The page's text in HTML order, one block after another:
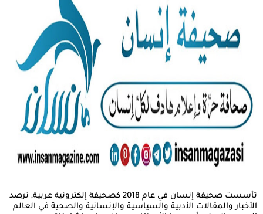
تأسست صحيفة إنسان في عام 2018 كصحيفة إلكترونية عربية, ترصد
الأخبار والمقالات الأدبية والسياسية والإنسانية والصحية في العالم